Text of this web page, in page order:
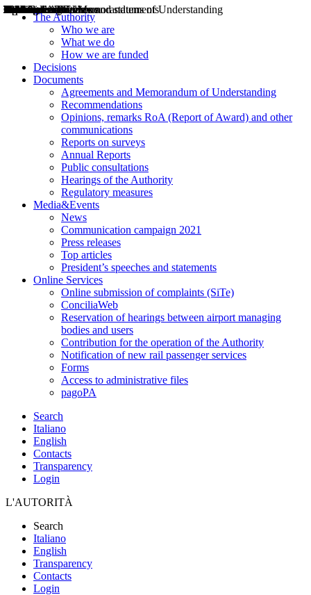
The Authority
Who we are
What we do
How we are funded
Decisions
Documents
Agreements and Memorandum of Understanding
Recommendations
Opinions, remarks RoA (Report of Award) and other
communications
Reports on surveys
Annual Reports
Public consultations
Hearings of the Authority
Regulatory measures
Media&Events
News
Communication campaign 2021
Press releases
Top articles
President’s speeches and statements
Online Services
Online submission of complaints (SiTe)
ConciliaWeb
Reservation of hearings between airport managing
bodies and users
Contribution for the operation of the Authority
Notification of new rail passenger services
Forms
Access to administrative files
pagoPA
Search
Italiano
English
Contacts
Transparency
Login
L'AUTORITÀ
Search
Italiano
English
Transparency
Contacts
Login
Decisions
Opinions
Public consultations
Hearings
Recommendations
Agreements and Memorandums of Understanding
Relazioni annuali
Misure di regolazione
News
Press Releases
Bollettini ART
Convegni ART
President’s interviews
Top articles
President’s speeches and statements
2004
2005
2010
2013
2014
2015
2016
2017
2018
2019
202
2020
2021
2022
2023
2024
2025
2026
Aereo
Marittimo
Terrestre